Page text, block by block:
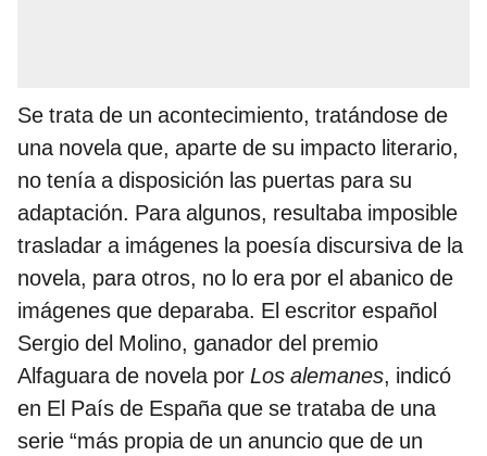
Se trata de un acontecimiento, tratándose de
una novela que, aparte de su impacto literario,
no tenía a disposición las puertas para su
adaptación. Para algunos, resultaba imposible
trasladar a imágenes la poesía discursiva de la
novela, para otros, no lo era por el abanico de
imágenes que deparaba. El escritor español
Sergio del Molino, ganador del premio
Alfaguara de novela por Los alemanes, indicó
en El País de España que se trataba de una
serie “más propia de un anuncio que de un